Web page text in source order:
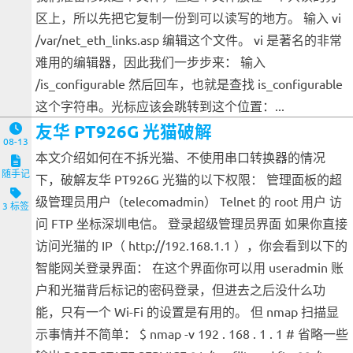
区上，所以先把它复制一份到可以读写的地方。 输入 vi
/var/net_eth_links.asp 编辑这个文件。 vi 是著名的非常
难用的编辑器，因此我们一步步来： 输入
/is_configurable 然后回车，也就是查找 is_configurable
这个字符串。光标应该会跳转到这个位置：...
08-13
随手记
3 标签
友华 PT926G 光猫破解
本文介绍如何在不拆光猫、不使用串口转换器的情况
下，破解友华 PT926G 光猫的以下权限： 管理面板的超
级管理员用户（telecomadmin） Telnet 的 root 用户 访
问 FTP 坐标深圳电信。 登录超级管理员界面 如果你直接
访问光猫的 IP（ http://192.168.1.1 ），你会看到以下的
智能网关登录界面： 在这个界面你可以用 useradmin 账
户和光猫背后标记的密码登录，但进去之后没什么功
能，只有一个 Wi-Fi 的设置是有用的。 但 nmap 扫描显
示事情并不简单： $ nmap -v 192 . 168 . 1 . 1 # 省略一些